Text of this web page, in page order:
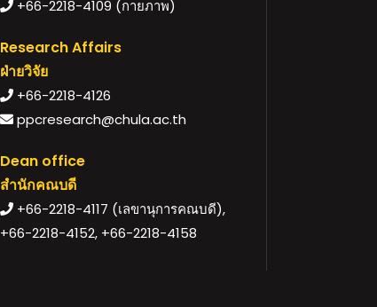
+66-2218-4109 (กายภาพ)
Research Affairs
ฝ่ายวิจัย
+66-2218-4126
ppcresearch@chula.ac.th
Dean office
สำนักคณบดี
+66-2218-4117 (เลขานุการคณบดี),
+66-2218-4152, +66-2218-4158